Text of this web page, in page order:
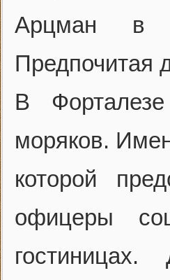
Арцман в
Предпочитая
В
моряков.
которой
офицеры